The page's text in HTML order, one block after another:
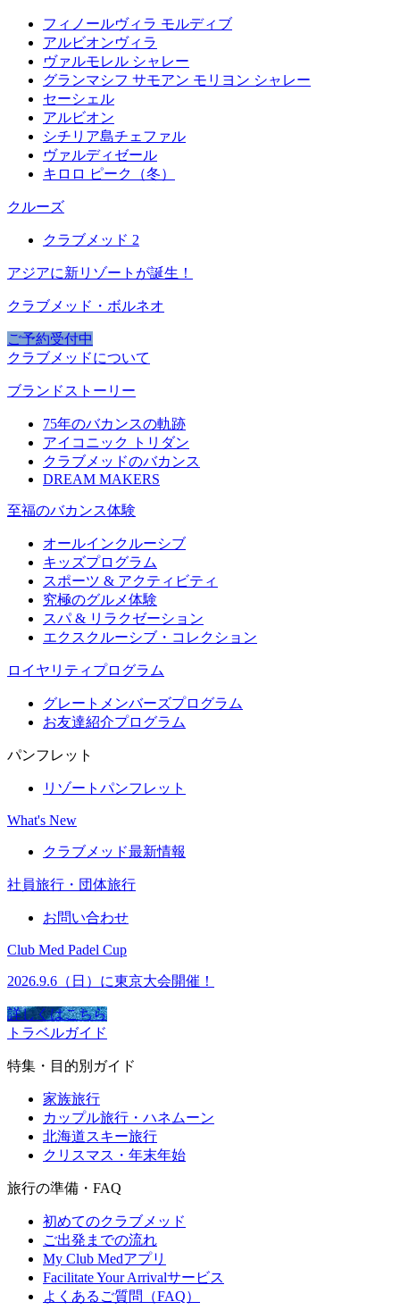
フィノールヴィラ モルディブ
アルビオンヴィラ
ヴァルモレル シャレー
グランマシフ サモアン モリヨン シャレー
セーシェル
アルビオン
シチリア島チェファル
ヴァルディゼール
キロロ ピーク（冬）
クルーズ
クラブメッド 2
アジアに新リゾートが誕生！
クラブメッド・ボルネオ
ご予約受付中
クラブメッドについて
ブランドストーリー
75年のバカンスの軌跡
アイコニック トリダン
クラブメッドのバカンス
DREAM MAKERS
至福のバカンス体験
オールインクルーシブ
キッズプログラム
スポーツ & アクティビティ​
究極のグルメ体験
スパ & リラクゼーション
エクスクルーシブ・コレクション
ロイヤリティプログラム
グレートメンバーズプログラム
お友達紹介プログラム
パンフレット
リゾートパンフレット
What's New
クラブメッド最新情報
社員旅行・団体旅行
お問い合わせ
Club Med Padel Cup
2026.9.6（日）に東京大会開催！
詳しくはこちら
トラベルガイド
特集・目的別ガイド
家族旅行
カップル旅行・ハネムーン
北海道スキー旅行
クリスマス・年末年始
旅行の準備・FAQ
初めてのクラブメッド
ご出発までの流れ
My Club Medアプリ
Facilitate Your Arrivalサービス
よくあるご質問（FAQ）